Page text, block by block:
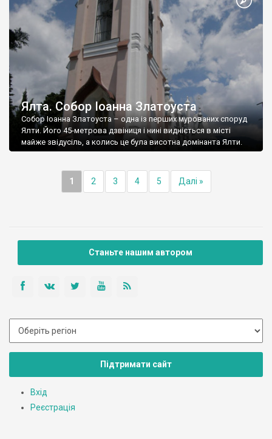
Ялта. Собор Іоанна Златоуста
Собор Іоанна Златоуста – одна із перших мурованих споруд
Ялти. Його 45-метрова дзвіниця і нині видніється в місті
майже звідусіль, а колись це була висотна домінанта Ялти.
1 2 3 4 5 Далі »
Станьте нашим автором
Підтримати сайт
Вхід
Реєстрація